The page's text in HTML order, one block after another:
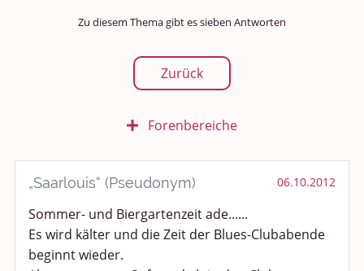
Zu diesem Thema gibt es sieben Antworten
Zurück
Forenbereiche
Rundum Leben
Smalltalk
„Saarlouis“ (Pseudonym) 06.10.2012
Sommer- und Biergartenzeit ade......
Es wird kälter und die Zeit der Blues-Clubabende
beginnt wieder.